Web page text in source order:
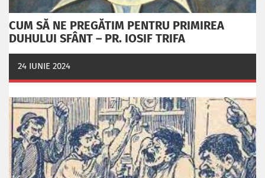
CUM SĂ NE PREGĂTIM PENTRU PRIMIREA
DUHULUI SFÂNT – PR. IOSIF TRIFA
24 IUNIE 2024